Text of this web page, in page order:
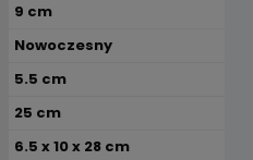
9 cm
Nowoczesny
5.5 cm
25 cm
6.5 x 10 x 28 cm